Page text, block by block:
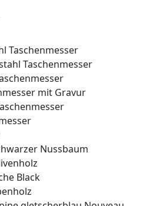
Taschenmesser
Taschenmesser
mit Gravur
Nussbaum
Black